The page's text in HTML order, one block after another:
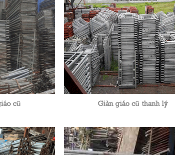
cũ Giàn giáo cũ thanh lý